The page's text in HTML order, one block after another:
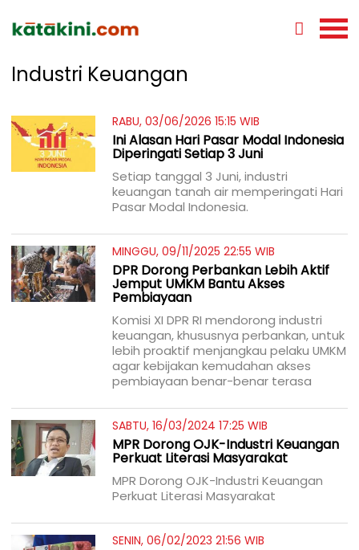
Industri Keuangan
RABU, 03/06/2026 15:15 WIB
Ini Alasan Hari Pasar Modal Indonesia
Diperingati Setiap 3 Juni
Setiap tanggal 3 Juni, industri
keuangan tanah air memperingati Hari
Pasar Modal Indonesia.
MINGGU, 09/11/2025 22:55 WIB
DPR Dorong Perbankan Lebih Aktif
Jemput UMKM Bantu Akses
Pembiayaan
Komisi XI DPR RI mendorong industri
keuangan, khususnya perbankan, untuk
lebih proaktif menjangkau pelaku UMKM
agar kebijakan kemudahan akses
pembiayaan benar-benar terasa
SABTU, 16/03/2024 17:25 WIB
MPR Dorong OJK-Industri Keuangan
Perkuat Literasi Masyarakat
MPR Dorong OJK-Industri Keuangan
Perkuat Literasi Masyarakat
SENIN, 06/02/2023 21:56 WIB